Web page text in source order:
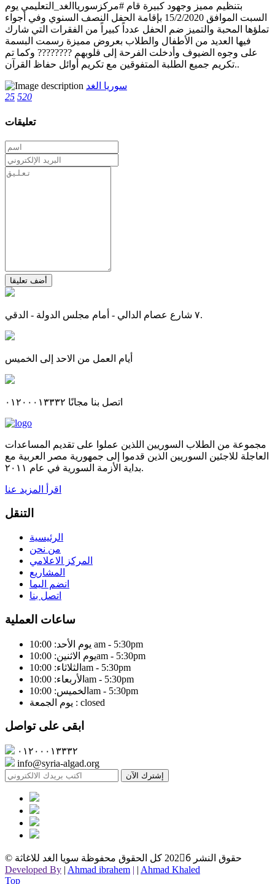
بتنظيم مميز وجهود كبيرة قام #مركزسورياالغد_التعليمي يوم
السبت الموافق 15/2/2020 بإقامة الحفل النصف السنوي وفي أجواء
تملؤها المحبة والتميز ضم الحفل عدداً كبيراً من الفقرات التي شارك
فيها العديد من الأطفال والطلاب بعروض مميزة رسمت البسمة
على وجوه الضيوف وأدخلت الفرحة إلى قلوبهم ???????? وكما تم
تكريم جميع الطلبة المتفوقين مع تكريم أوائل حفاظ القرآن..
سوريا الغد
25 520
تعليقات
أضف تعليقا
٧ شارع عصام الدالي - أمام مجلس الدولة - الدقي.
أيام العمل من الاحد إلى الخميس
اتصل بنا مجانًا ٠١٢٠٠٠١٣٣٣٢
مجموعة من الطلاب السوريين اللذين عملوا على تقديم المساعدات
العاجلة للاجئين السوريين الذين قدموا إلى جمهورية مصر العربية مع
بداية الأزمة السورية في عام ٢٠١١.
اقرأ المزيد عنا
التنقل
الرئيسية
من نحن
المركز الاعلامي
المشاريع
انضم اليما
اتصل بنا
ساعات العملية
يوم الأحد: 10:00 am - 5:30pm
يوم الاثنين: 10:00am - 5:30pm
الثلاثاء: 10:00am - 5:30pm
الأربعاء: 10:00am - 5:30pm
الخميس: 10:00am - 5:30pm
يوم الجمعة : closed
ابقى على تواصل
٠١٢٠٠٠١٣٣٣٢
info@syria-algad.org
إشترك الآن
© حقوق النشر 2026ِ كل الحقوق محفوظة سويا الغد للاغاثة
Developed By | Ahmad ibrahem | | Ahmad Khaled
Top